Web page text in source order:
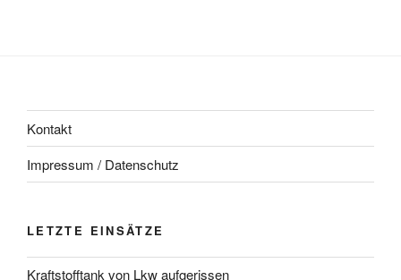
Kontakt
Impressum / Datenschutz
LETZTE EINSÄTZE
Kraftstofftank von Lkw aufgerissen